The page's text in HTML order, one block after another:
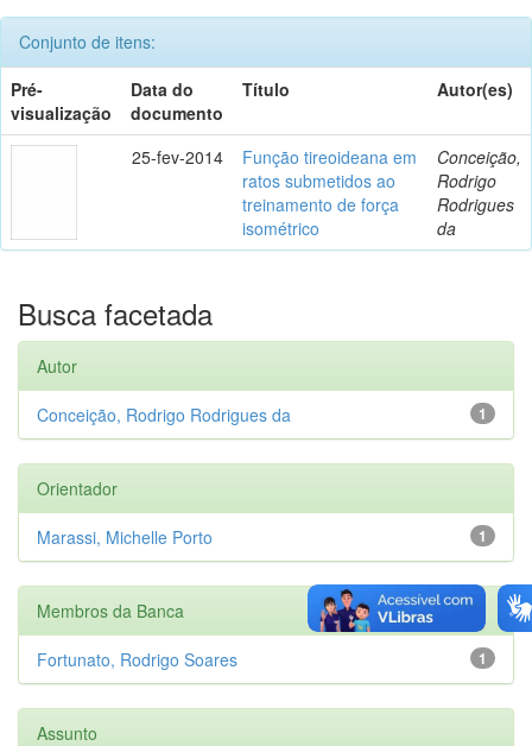
Conjunto de itens:
Pré-
visualização
Data do
documento
Título Autor(es)
25-fev-2014
Função tireoideana em
ratos submetidos ao
treinamento de força
isométrico
Conceição,
Rodrigo
Rodrigues
da
Busca facetada
Autor
1
Conceição, Rodrigo Rodrigues da
Orientador
1
Marassi, Michelle Porto
Membros da Banca
1
Fortunato, Rodrigo Soares
Assunto